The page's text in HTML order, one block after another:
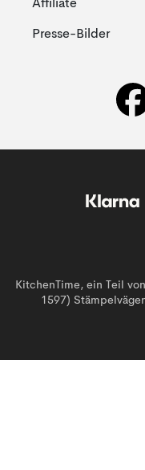
Affiliate
Presse-Bilder
KitchenTime, ein Teil
1597)